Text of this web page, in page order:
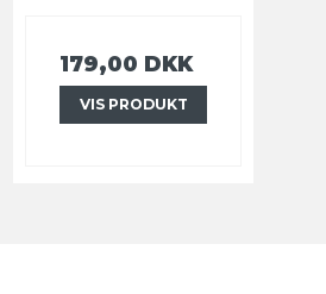
179,00 DKK
VIS PRODUKT